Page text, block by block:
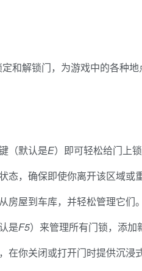
和解锁门，为游戏中的各种
（默认是E）即可轻松给门上
态，确保即使你离开该区域或
房屋到车库，并轻松管理它们。
是F5）来管理所有门锁，添加
在你关闭或打开门时提供沉浸